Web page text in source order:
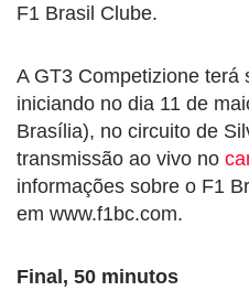
F1 Brasil Clube.
A GT3 Competizione terá
iniciando no dia 11 de
Brasília), no circuito de
transmissão ao vivo no
informações sobre o F1
em www.f1bc.com.
Final, 50 minutos